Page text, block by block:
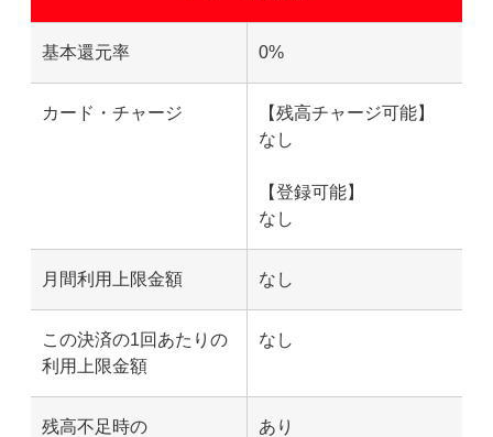
基本還元率 0%
カード・チャージ
【残高チャージ可能】
なし
【登録可能】
なし
月間利用上限金額 なし
この決済の1回あたりの
利用上限金額
なし
残高不足時の
あり